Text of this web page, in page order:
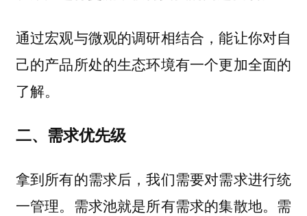
通过宏观与微观的调研相结合，能让你对自
己的产品所处的生态环境有一个更加全面的
了解。
二、需求优先级
拿到所有的需求后，我们需要对需求进行统
一管理。需求池就是所有需求的集散地。需